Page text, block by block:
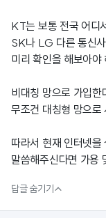
KT는 보통 전국 어디
SK나 LG 다른 통신
미리 확인을 해보아야
비대칭 망으로 가입한
무조건 대칭형 망으
따라서 현재 인터넷
말씀해주신다면 가용
답글 숨기기